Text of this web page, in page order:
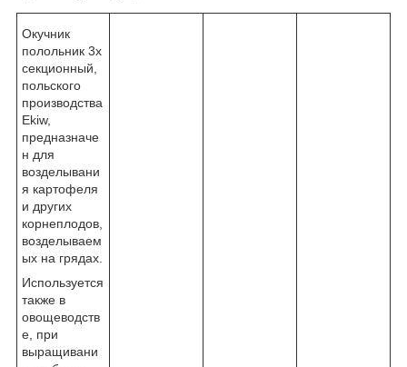
Окучник
полольник 3х
секционный,
польского
производства
Ekiw,
предназначе
н для
возделывани
я картофеля
и других
корнеплодов,
возделываем
ых на грядах.
Используется
также в
овощеводств
е, при
выращивани